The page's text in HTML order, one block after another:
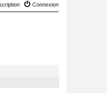
Connexion